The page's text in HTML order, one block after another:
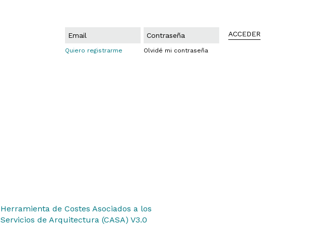
Quiero registrarme Olvidé mi contraseña
ACCEDER
Herramienta de Costes Asociados a los
Servicios de Arquitectura (CASA) V3.0